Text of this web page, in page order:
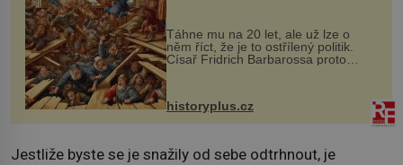
Táhne mu na 20 let, ale už lze o
něm říct, že je to ostřílený politik.
Císař Fridrich Barbarossa proto
posílá svého syna a dědice Jindřicha
VI. do Erfurtu, aby se stal
prostředníkem při řešení sporu m...
historyplus.cz
Jestliže byste se je snažily od sebe odtrhnout, je